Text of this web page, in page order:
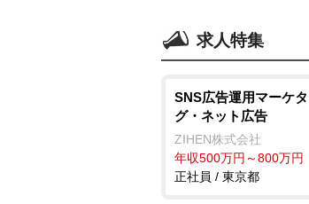
求人特集
SNS広告運用マーケ
グ・ネット広告
ZIHEN株式会社
年収500万円～800万円
正社員 / 東京都